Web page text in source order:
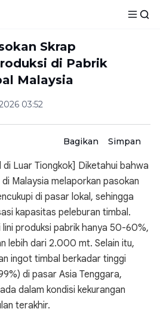
Skrap
di Pabrik
Malaysia
03:52
Bagikan Simpan
di Luar Tiongkok] Diketahui bahwa
Malaysia melaporkan pasokan
di pasar lokal, sehingga
kapasitas peleburan timbal.
produksi pabrik hanya 50-60%,
lebih dari 2.000 mt. Selain itu,
ingot timbal berkadar tinggi
di pasar Asia Tenggara,
dalam kondisi kekurangan
terakhir.